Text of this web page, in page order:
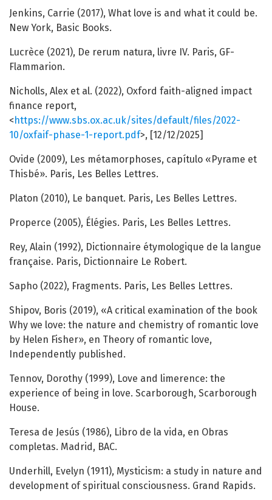
Jenkins, Carrie (2017), What love is and what it could be.
New York, Basic Books.
Lucrèce (2021), De rerum natura, livre IV. Paris, GF-
Flammarion.
Nicholls, Alex et al. (2022), Oxford faith-aligned impact
finance report,
<https://www.sbs.ox.ac.uk/sites/default/files/2022-
10/oxfaif-phase-1-report.pdf>, [12/12/2025]
Ovide (2009), Les métamorphoses, capítulo «Pyrame et
Thisbé». Paris, Les Belles Lettres.
Platon (2010), Le banquet. Paris, Les Belles Lettres.
Properce (2005), Élégies. Paris, Les Belles Lettres.
Rey, Alain (1992), Dictionnaire étymologique de la langue
française. Paris, Dictionnaire Le Robert.
Sapho (2022), Fragments. Paris, Les Belles Lettres.
Shipov, Boris (2019), «A critical examination of the book
Why we love: the nature and chemistry of romantic love
by Helen Fisher», en Theory of romantic love,
Independently published.
Tennov, Dorothy (1999), Love and limerence: the
experience of being in love. Scarborough, Scarborough
House.
Teresa de Jesús (1986), Libro de la vida, en Obras
completas. Madrid, BAC.
Underhill, Evelyn (1911), Mysticism: a study in nature and
development of spiritual consciousness. Grand Rapids.